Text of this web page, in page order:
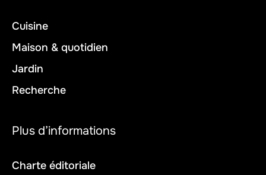
Cuisine
Maison & quotidien
Jardin
Recherche
Plus d’informations
Charte éditoriale